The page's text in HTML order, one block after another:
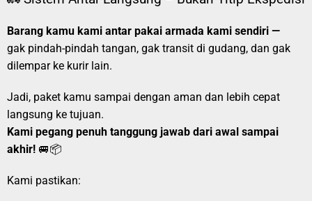
Barang kamu kami antar pakai armada kami sendiri —
gak pindah-pindah tangan, gak transit di gudang, dan gak
dilempar ke kurir lain.
Jadi, paket kamu sampai dengan aman dan lebih cepat
langsung ke tujuan.
Kami pegang penuh tanggung jawab dari awal sampai
akhir! 🚐📦
Kami pastikan: